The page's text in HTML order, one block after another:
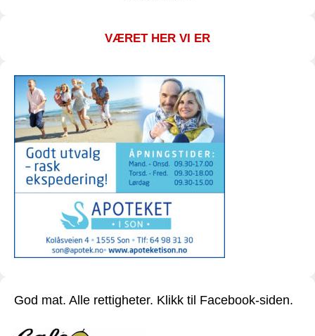
VÆRET HER VI ER
God mat. Alle rettigheter. Klikk til Facebook-siden.